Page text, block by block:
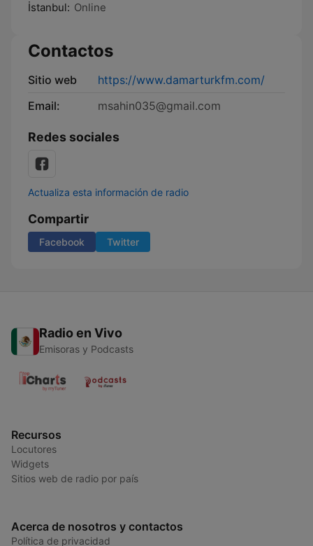
İstanbul: Online
Contactos
Sitio web
https://www.damarturkfm.com/
Email:
msahin035@gmail.com
Redes sociales
Actualiza esta información de radio
Compartir
Facebook Twitter
Radio en Vivo
Emisoras y Podcasts
Recursos
Locutores
Widgets
Sitios web de radio por país
Acerca de nosotros y contactos
Política de privacidad